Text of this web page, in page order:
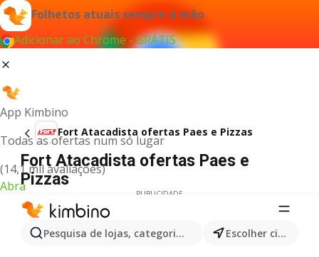
Folhetos atuais sempre à mão
Adicionar ao Chrome - GRÁTIS
App Kimbino
Todas as ofertas num só lugar
(14,1 mil avaliações)
Abra
Pesquisa de lojas, categorias,produtos... Escolher cidade
Fort Atacadista ofertas Paes e Pizzas
Fort Atacadista ofertas Paes e
Pizzas
PUBLICIDADE